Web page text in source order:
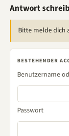
Antwort
Bitte melde dich
BESTEHENDER
Benutzername
Passwort